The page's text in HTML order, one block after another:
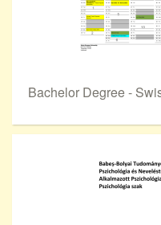
Bachelor Degree -